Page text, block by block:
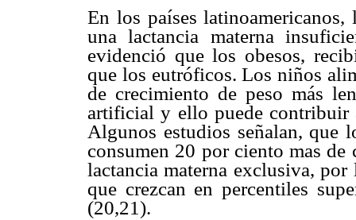
En los países
una lactancia materna
evidenció que los obesos,
que los eutróficos. Los niños
de crecimiento de peso más
artificial y ello puede contribuir
Algunos estudios señalan, que
consumen 20 por ciento mas
lactancia materna exclusiva,
que crezcan en percentiles
(20,21).